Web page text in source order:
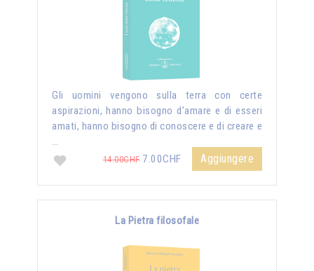
Gli uomini vengono sulla terra con certe
aspirazioni, hanno bisogno d’amare e di esseri
amati, hanno bisogno di conoscere e di creare e
…
14.00CHF7.00CHF Aggiungere
La Pietra filosofale